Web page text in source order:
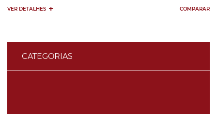
CATEGORIAS
VER DETALHES + COMPARAR